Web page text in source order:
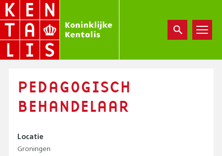
Overslaan
en
de
inhoud
PEDAGOGISCH
BEHANDELAAR
Locatie
Groningen